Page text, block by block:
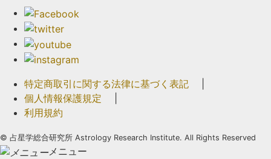
特定商取引に関する法律に基づく表記
個人情報保護規定
利用規約
© 占星学総合研究所 Astrology Research Institute. All Rights Reserved
メニュー